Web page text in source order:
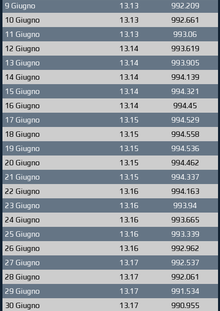
9 Giugno
13.13
992.209
10 Giugno
13.13
992.661
11 Giugno
13.13
993.06
12 Giugno
13.14
993.619
13 Giugno
13.14
993.905
14 Giugno
13.14
994.139
15 Giugno
13.14
994.321
16 Giugno
13.14
994.45
17 Giugno
13.15
994.529
18 Giugno
13.15
994.558
19 Giugno
13.15
994.536
20 Giugno
13.15
994.462
21 Giugno
13.15
994.337
22 Giugno
13.16
994.163
23 Giugno
13.16
993.94
24 Giugno
13.16
993.665
25 Giugno
13.16
993.339
26 Giugno
13.16
992.962
27 Giugno
13.17
992.537
28 Giugno
13.17
992.061
29 Giugno
13.17
991.534
30 Giugno
13.17 990.955